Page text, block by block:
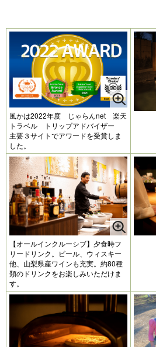
風かは2022年度 じゃらんnet 楽天
トラベル トリップアドバイザー
主要３サイトでアワードを受賞しま
した。
【オールインクルーシブ】夕食時フ
リードリンク。ビール、ウィスキー
他、山梨県産ワインも充実。約80種
類のドリンクをお楽しみいただけま
す。